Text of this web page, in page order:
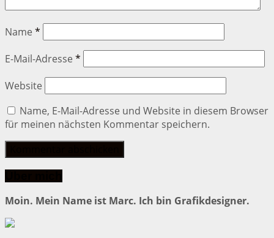
Name *
E-Mail-Adresse *
Website
Name, E-Mail-Adresse und Website in diesem Browser
für meinen nächsten Kommentar speichern.
Moin. Mein Name ist Marc. Ich bin Grafikdesigner.